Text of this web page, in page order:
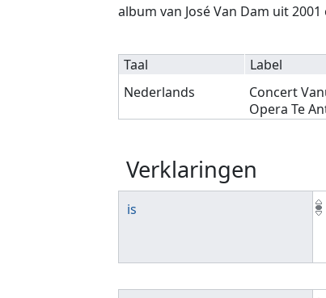
Ga naar:navigatie,zoeken
album van José Van Dam uit 2001
Taal Label
Nederlands
Concert
Opera Te
Verklaringen
is